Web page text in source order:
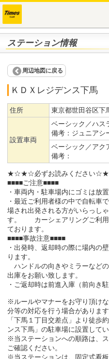
ステーション情報
周辺地図に戻る
ＫＤＸレジデンス下馬
住所 東京都世田谷区下
設置車両
ベーシック／ハス
備考： ジュニアシ
ベーシック／アク
備考：
★☆★☆必ずお読みください
■■■■ご注意■■■■
・車両内・駐車場内にゴミは放
・最近ご利用者様の中で自転車
場され出発される方がいらっし
す。 カーシェアリングご利用
ております。
■■■■事故注意■■■■
・出発時、返却時の際に場内の
ります。
ハンドルの向きやミラーなど
出庫をお願い致します。
・ご返却時は前進入庫（前向き
※ルールやマナーをお守り頂け
分等の対応を行う場合があります
「下馬１丁目交差点」より徒歩
ンス下馬」の駐車場に設置してい
※当ステーションへの順路は、
ご確認ください。
※当ステーションは、固定式看板